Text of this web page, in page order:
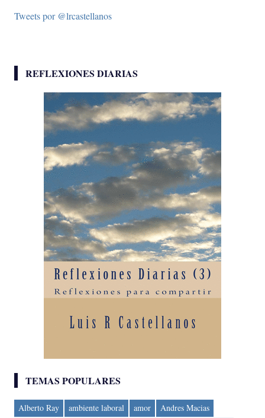
Tweets por @lrcastellanos
REFLEXIONES DIARIAS
TEMAS POPULARES
Alberto Ray ambiente laboral amor
Andres Macias